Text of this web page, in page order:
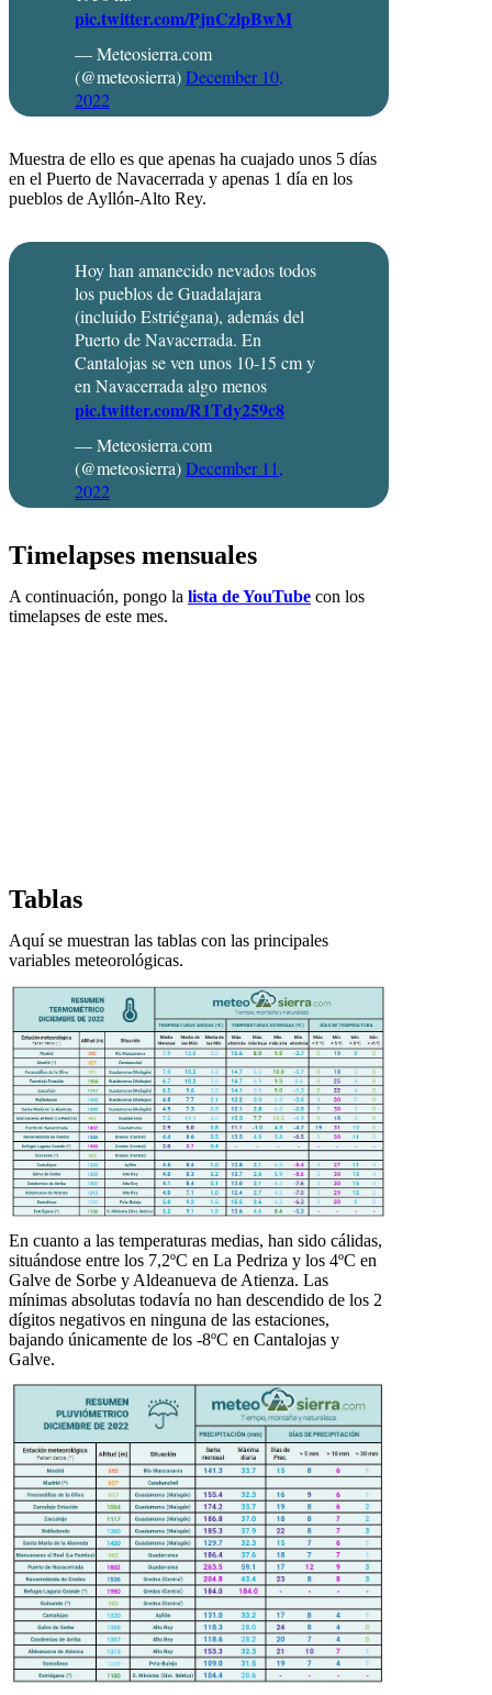
pic.twitter.com/PjnCzlpBwM
— Meteosierra.com
(@meteosierra)December 10,
2022
Muestra de ello es que apenas ha cuajado unos 5 días
en el Puerto de Navacerrada y apenas 1 día en los
pueblos de Ayllón-Alto Rey.
Hoy han amanecido nevados todos
los pueblos de Guadalajara
(incluido Estriégana), además del
Puerto de Navacerrada. En
Cantalojas se ven unos 10-15 cm y
en Navacerrada algo menos
pic.twitter.com/R1Tdy259c8
— Meteosierra.com
(@meteosierra)December 11,
2022
Timelapses mensuales
A continuación, pongo la lista de YouTube con los
timelapses de este mes.
Tablas
Aquí se muestran las tablas con las principales
variables meteorológicas.
En cuanto a las temperaturas medias, han sido cálidas,
situándose entre los 7,2ºC en La Pedriza y los 4ºC en
Galve de Sorbe y Aldeanueva de Atienza. Las
mínimas absolutas todavía no han descendido de los 2
dígitos negativos en ninguna de las estaciones,
bajando únicamente de los -8ºC en Cantalojas y
Galve.